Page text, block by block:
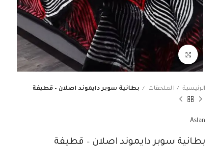
انقر للتكبير
الرئيسية الملحقات بطانية سوبر دايموند اصلان – قطيفة
Aslan
بطانية سوبر دايموند اصلان – قطيفة